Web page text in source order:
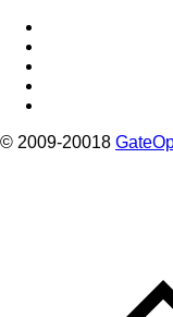
© 2009-20018